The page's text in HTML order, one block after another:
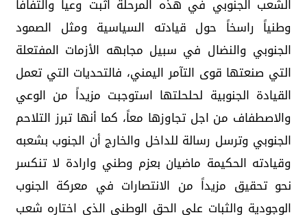
الشعب الجنوبي في هذه المرحلة اثبت وعياً والتفافاً
وطنياً راسخاً حول قيادته السياسية ومثل الصمود
الجنوبي والنضال في سبيل مجابهه الأزمات المفتعلة
التي صنعتها قوى التآمر اليمني، فالتحديات التي تعمل
القيادة الجنوبية لحلحلتها استوجبت مزيداً من الوعي
والاصطفاف من اجل تجاوزها معاً، كما أنها تبرز التلاحم
الجنوبي وترسل رسالة للداخل والخارج أن الجنوب بشعبه
وقيادته الحكيمة ماضيان بعزم وطني وارادة لا تنكسر
نحو تحقيق مزيداً من الانتصارات في معركة الجنوب
الوجودية والثبات على الحق الوطني الذي اختاره شعب